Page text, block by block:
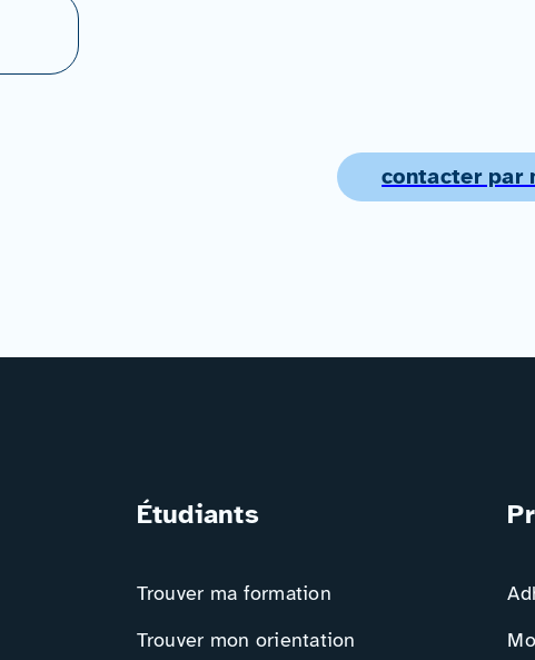
contacter par
Étudiants
Trouver ma formation
Trouver mon orientation